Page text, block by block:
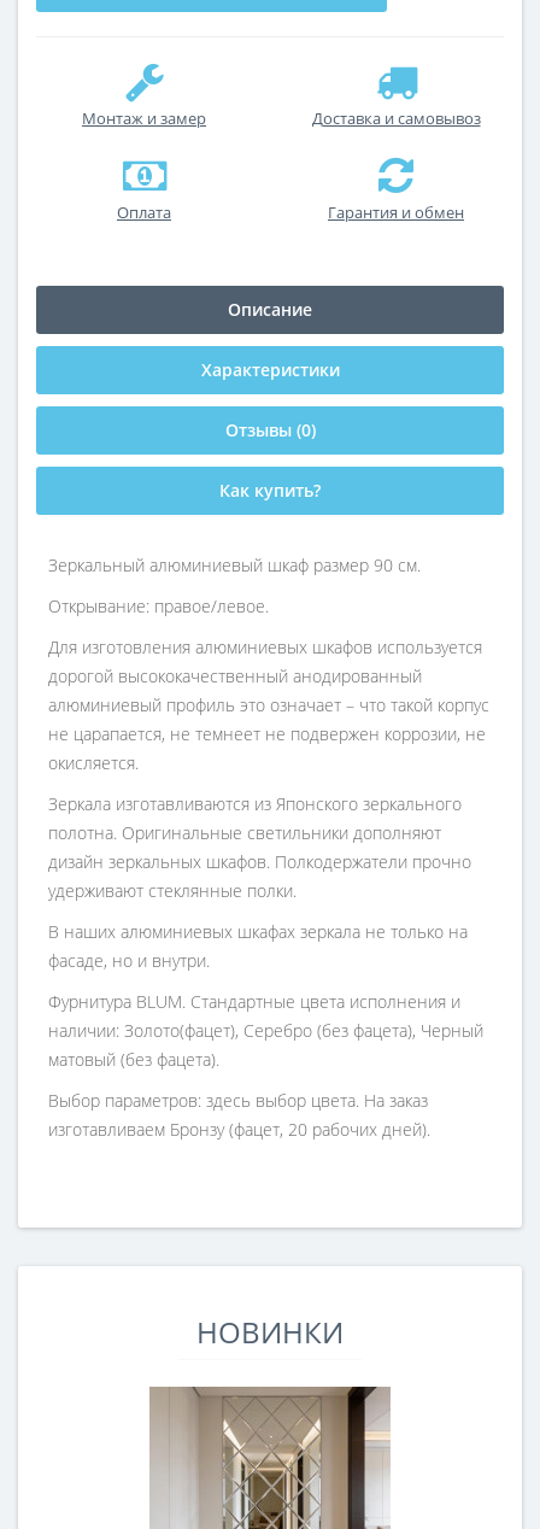
Монтаж и замер Доставка и самовывоз
Оплата Гарантия и обмен
Описание
Характеристики
Отзывы (0)
Как купить?
Зеркальный алюминиевый шкаф размер 90 см.
Открывание: правое/левое.
Для изготовления алюминиевых шкафов используется
дорогой высококачественный анодированный
алюминиевый профиль это означает – что такой корпус
не царапается, не темнеет не подвержен коррозии, не
окисляется.
Зеркала изготавливаются из Японского зеркального
полотна. Оригинальные светильники дополняют
дизайн зеркальных шкафов. Полкодержатели прочно
удерживают стеклянные полки.
В наших алюминиевых шкафах зеркала не только на
фасаде, но и внутри.
Фурнитура BLUM. Стандартные цвета исполнения и
наличии: Золото(фацет), Серебро (без фацета), Черный
матовый (без фацета).
Выбор параметров: здесь выбор цвета. На заказ
изготавливаем Бронзу (фацет, 20 рабочих дней).
НОВИНКИ